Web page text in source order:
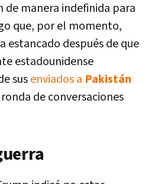
de manera indefinida para
que, por el momento,
estancado después de que
estadounidense
susenviados a Pakistán
de conversaciones